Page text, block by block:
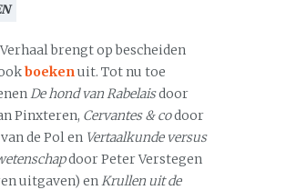
brengt op bescheiden
boekenuit. Tot nu toe
De hond van Rabelaisdoor
Pinxteren, Cervantes & codoor
de Pol en Vertaalkunde versus
door Peter Verstegen
uitgaven) enKrullen uit de